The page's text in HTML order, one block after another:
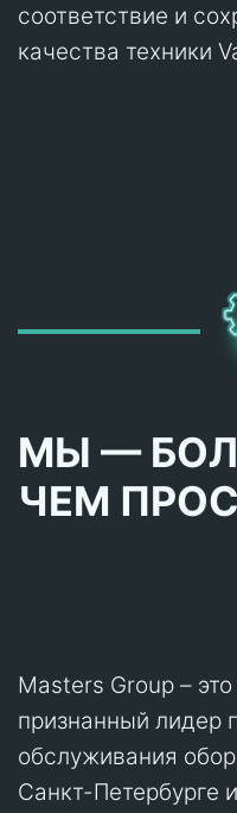
соответствие и
качества техники
МЫ —
ЧЕМ
Masters Group –
признанный лидер
обслуживания
Санкт-Петербурге